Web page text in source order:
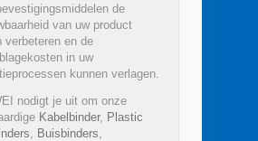
de
van uw product
verbeteren en de
in uw
kunnen verlagen.
nodigt je uit om onze
Kabelbinder, Plastic
, Buisbinders,